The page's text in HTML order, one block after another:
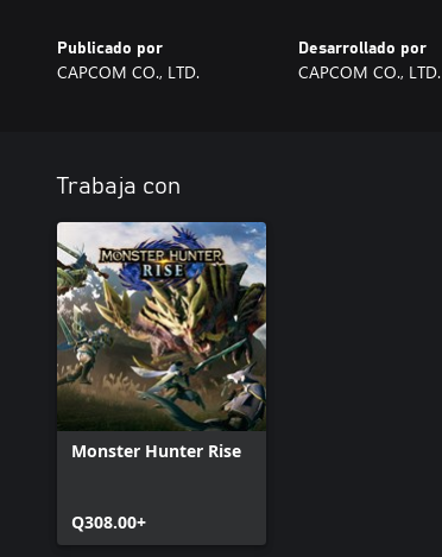
Publicado por
CAPCOM CO., LTD.
Desarrollado por
CAPCOM CO., LTD.
Trabaja con
Monster Hunter Rise
Q308.00+